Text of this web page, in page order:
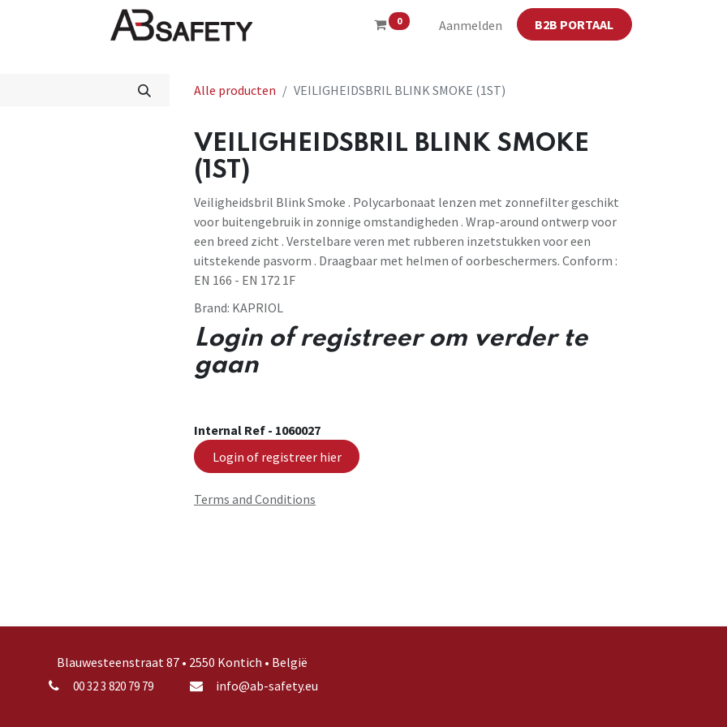
0 Aanmelden B2B PORTAAL
Winkel CE
Alle producten VEILIGHEIDSBRIL BLINK SMOKE (1ST)
VEILIGHEIDSBRIL BLINK SMOKE
(1ST)
Veiligheidsbril Blink Smoke . Polycarbonaat lenzen met zonnefilter geschikt
voor buitengebruik in zonnige omstandigheden . Wrap-around ontwerp voor
een breed zicht . Verstelbare veren met rubberen inzetstukken voor een
uitstekende pasvorm . Draagbaar met helmen of oorbeschermers. Conform :
EN 166 - EN 172 1F
Brand: KAPRIOL
Login of registreer om verder te
gaan
Internal Ref - 1060027
Login of registreer hier
Terms and Conditions
Blauwesteenstraat 87 • 2550 Kontich • België
00 32 3 820 79 79 info@ab-safety.eu